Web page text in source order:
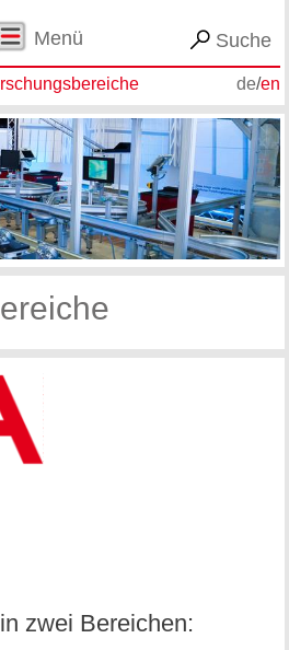
Menü Suche
de/en
zwei Bereichen: